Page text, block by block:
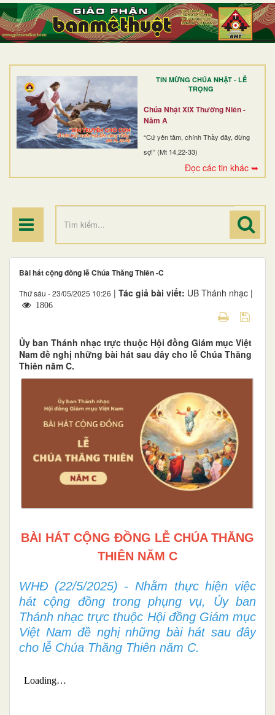
TIN MỪNG CHÚA NHẬT - LỄ
TRỌNG
Chúa Nhật XIX Thường Niên -
Năm A
“Cứ yên tâm, chính Thầy đây, đừng
sợ!” (Mt 14,22-33)
Đọc các tin khác ➥
TRANG NHẤT
GIỚI THIỆU
DÒNG TU
BAN MỤC VỤ
ĐOÀN THỂ CG
ĐIỂM HÀNH HƯƠNG
Bài hát cộng đồng lễ Chúa Thăng Thiên -C
Thứ sáu - 23/05/2025 10:26 | Tác giả bài viết: UB Thánh nhạc |
1806
Ủy ban Thánh nhạc trực thuộc Hội đồng Giám mục Việt
Nam đề nghị những bài hát sau đây cho lễ Chúa Thăng
Thiên năm C.
BÀI HÁT CỘNG ĐỒNG LỄ CHÚA THĂNG
THIÊN NĂM C
WHĐ (22/5/2025) - Nhằm thực hiện việc
hát cộng đồng trong phụng vụ, Ủy ban
Thánh nhạc trực thuộc Hội đồng Giám mục
Việt Nam đề nghị những bài hát sau đây
cho lễ Chúa Thăng Thiên năm C.